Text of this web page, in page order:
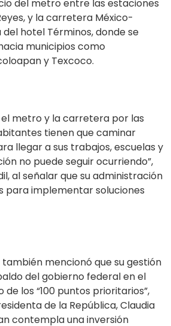
del metro entre las estaciones
y la carretera México-
hotel Términos, donde se
municipios como
y Texcoco.
el metro y la carretera por las
tienen que caminar
llegar a sus trabajos, escuelas y
no puede seguir ocurriendo”,
al señalar que su administración
para implementar soluciones
mencionó que su gestión
del gobierno federal en el
los “100 puntos prioritarios”,
de la República, Claudia
contempla una inversión